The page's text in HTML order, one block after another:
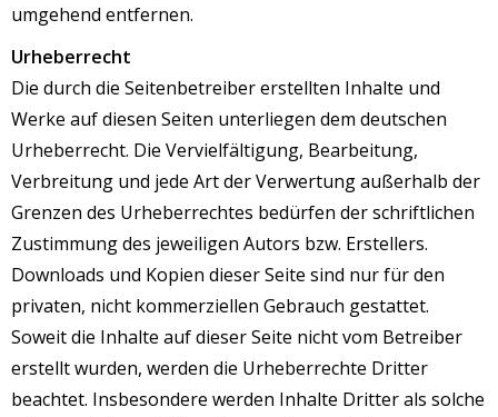
umgehend entfernen.
Urheberrecht
Die durch die Seitenbetreiber erstellten Inhalte und
Werke auf diesen Seiten unterliegen dem deutschen
Urheberrecht. Die Vervielfältigung, Bearbeitung,
Verbreitung und jede Art der Verwertung außerhalb der
Grenzen des Urheberrechtes bedürfen der schriftlichen
Zustimmung des jeweiligen Autors bzw. Erstellers.
Downloads und Kopien dieser Seite sind nur für den
privaten, nicht kommerziellen Gebrauch gestattet.
Soweit die Inhalte auf dieser Seite nicht vom Betreiber
erstellt wurden, werden die Urheberrechte Dritter
beachtet. Insbesondere werden Inhalte Dritter als solche